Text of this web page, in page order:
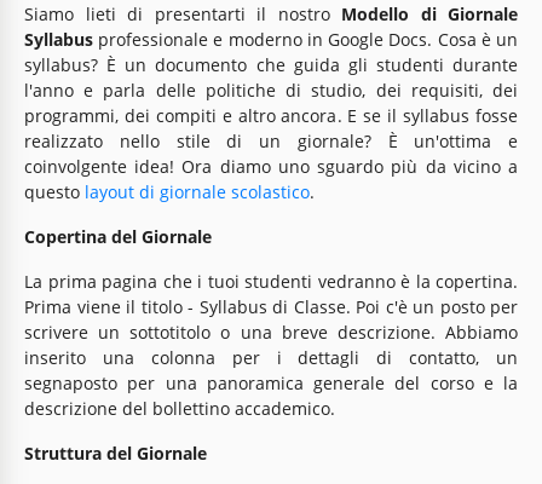
Siamo lieti di presentarti il nostro Modello di Giornale
Syllabus professionale e moderno in Google Docs. Cosa è un
syllabus? È un documento che guida gli studenti durante
l'anno e parla delle politiche di studio, dei requisiti, dei
programmi, dei compiti e altro ancora. E se il syllabus fosse
realizzato nello stile di un giornale? È un'ottima e
coinvolgente idea! Ora diamo uno sguardo più da vicino a
questo layout di giornale scolastico.
Copertina del Giornale
La prima pagina che i tuoi studenti vedranno è la copertina.
Prima viene il titolo - Syllabus di Classe. Poi c'è un posto per
scrivere un sottotitolo o una breve descrizione. Abbiamo
inserito una colonna per i dettagli di contatto, un
segnaposto per una panoramica generale del corso e la
descrizione del bollettino accademico.
Struttura del Giornale